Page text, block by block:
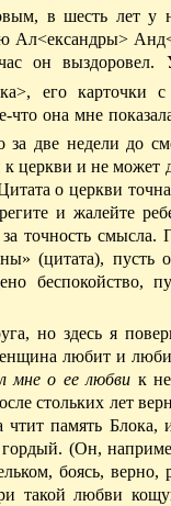
в шесть лет у
Ал<ександры>
он
его карточки
что она мне
за две недели до
церкви и не может
о церкви
и жалейте
точность смысла.
(цитата), пусть
беспокойство,
но здесь я
любити
мне о ее любви к
стольких лет
память Блока,
(Он,
боясь, верно,
такой любви